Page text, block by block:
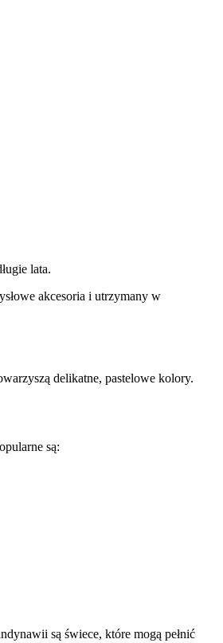
lata.
akcesoria i utrzymany w
delikatne, pastelowe kolory.
są:
są świece, które mogą pełnić